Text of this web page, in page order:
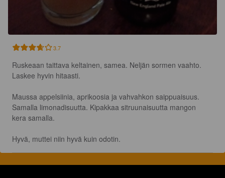
3.7
Ruskeaan taittava keltainen, samea. Neljän sormen vaahto.
Laskee hyvin hitaasti.
Maussa appelsiinia, aprikoosia ja vahvahkon saippuaisuus.
Samalla limonadisuutta. Kipakkaa sitruunaisuutta mangon
kera samalla.
Hyvä, muttei niin hyvä kuin odotin.